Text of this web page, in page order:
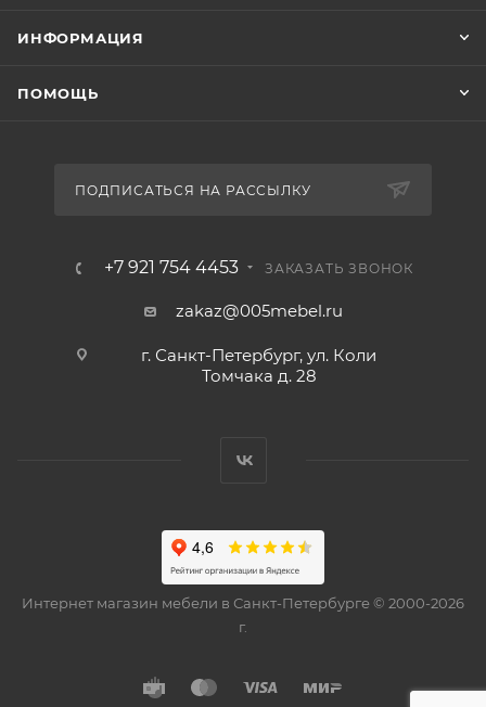
ИНФОРМАЦИЯ
ПОМОЩЬ
ПОДПИСАТЬСЯ НА РАССЫЛКУ
+7 921 754 4453 ЗАКАЗАТЬ ЗВОНОК
zakaz@005mebel.ru
г. Санкт-Петербург, ул. Коли
Томчака д. 28
Интернет магазин мебели в Санкт-Петербурге © 2000-2026
г.